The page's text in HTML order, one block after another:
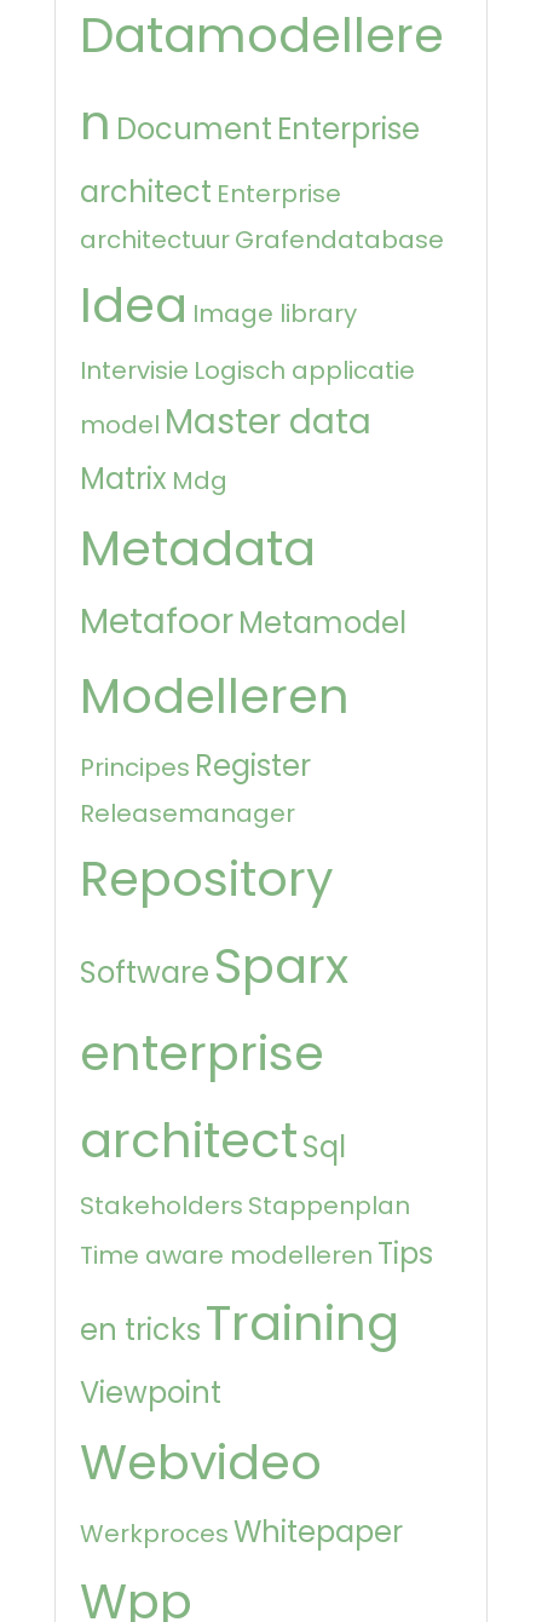
Datamodellere
n Document Enterprise
architect Enterprise
architectuurGrafendatabase
Idea Image library
Intervisie Logisch applicatie
model Master data
Matrix Mdg
Metadata
MetafoorMetamodel
Modelleren
Principes Register
Releasemanager
Repository
Software Sparx
enterprise
architectSql
Stakeholders Stappenplan
Time aware modelleren Tips
en tricksTraining
Viewpoint
Webvideo
WerkprocesWhitepaper
Wpp